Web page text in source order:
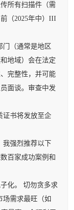
传所有扫描件（需
（2025年中）III
（通常是地区
地域）会在法定
完整性，并可能
面谈。审查中发
书将发放至企
强烈推荐以下
百家成功案例和
化。 切勿贪多求
场需求最旺（如